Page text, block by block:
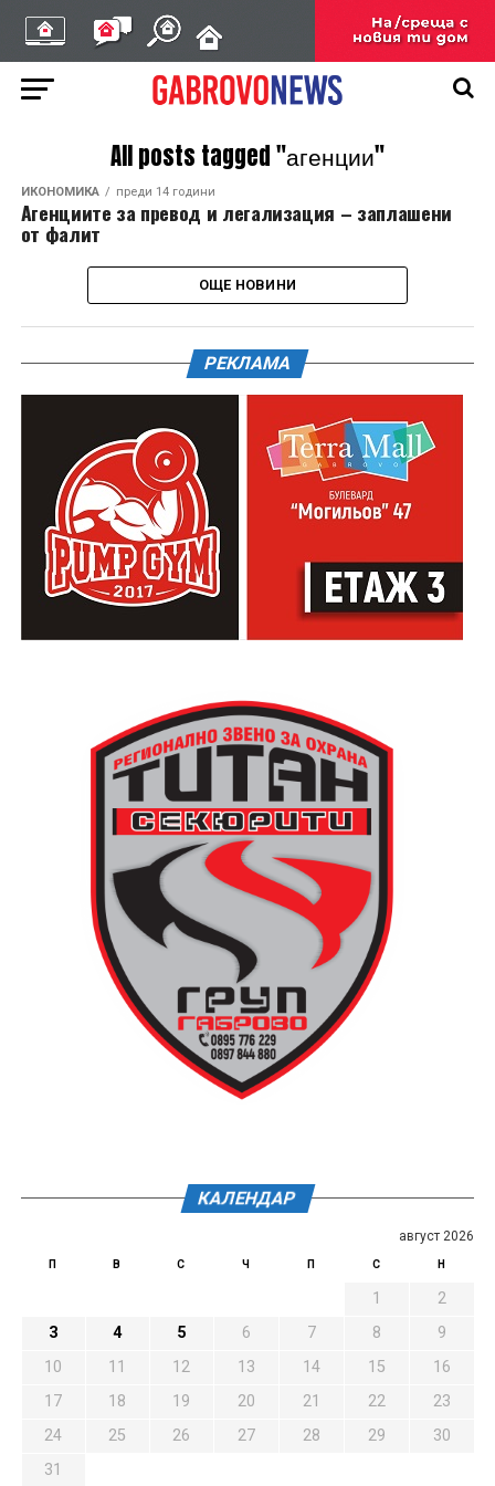
All posts tagged "агенции"
ИКОНОМИКА преди 14 години
Агенциите за превод и легализация – заплашени
от фалит
ОЩЕ НОВИНИ
РЕКЛАМА
КАЛЕНДАР
август 2026
П В С Ч П С Н
1
2
3
4 5 6 7 8
9
10
11 12 13 14 15
16
17
18 19 20 21 22
23
24
25 26 27 28 29
30
31